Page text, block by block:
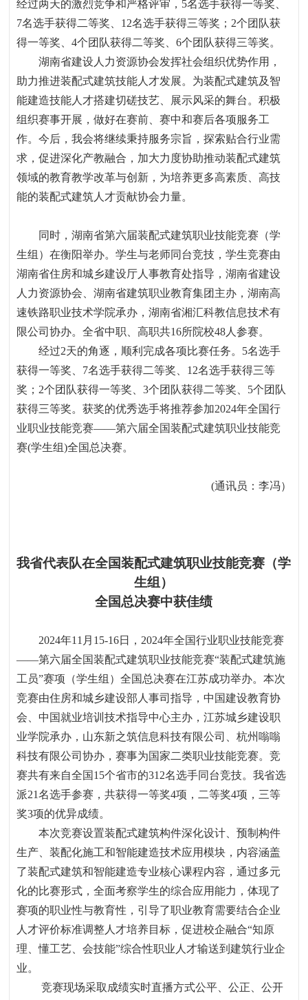
经过两天的激烈竞争和严格评审， 5名选手获得一等奖、
7名选手获得二等奖、 12名选手获得三等奖； 2个团队获
得一等奖、4个团队获得二等奖、6个团队获得三等奖。
湖南省建设人力资源协会发挥社会组织优势作用，
助力推进装配式建筑技能人才发展。为装配式建筑及智
能建造技能人才搭建切磋技艺、展示风采的舞台。积极
组织赛事开展，做好在赛前、赛中和赛后各项服务工
作。今后，我会将继续秉持服务宗旨，探索贴合行业需
求，促进深化产教融合，加大力度协助推动装配式建筑
领域的教育教学改革与创新，为培养更多高素质、高技
能的装配式建筑人才贡献协会力量。
同时 ，湖南省第六届装配式建筑职业技能竞赛 （学
生组）在衡阳举办。学生与老师同台竞技，学生竞赛由
湖南省住房和城乡建设厅人事教育处指导，湖南省建设
人力资源协会、湖南省建筑职业教育集团主办，湖南高
速铁路职业技术学院承办，湖南省湘汇科教信息技术有
限公司协办。全省中职、高职共16所院校48 人参赛。
经过2天的角逐，顺利完成各项比赛任务。 5名选手
获得一等奖、 7名选手获得二等奖、 12名选手获得三等
奖； 2个团队获得一等奖、3个团队获得二等奖、 5个团队
获得三等奖。获奖的优秀选手将推荐参加2024年全国行
业职业技能竞赛——第六届全国装配式建筑职业技能竞
赛(学生组)全国总决赛。
(通讯员：李冯）
我省代表队在全国装配式建筑职业技能竞赛（学
生组）
全国总决赛中获佳绩
2024年11 月 15-16日， 2024年全国行业职业技能竞赛
——第六届全国装配式建筑职业技能竞赛“装配式建筑施
工员”赛项（学生组）全国总决赛在江苏成功举办。本次
竞赛由住房和城乡建设部人事司指导，中国建设教育协
会、中国就业培训技术指导中心主办，江苏城乡建设职
业学院承办，山东新之筑信息科技有限公司、杭州嗡嗡
科技有限公司协办，赛事为国家二类职业技能竞赛。竞
赛共有来自全国 15个省市的312名选手同台竞技。我省选
派21名选手参赛，共获得一等奖4项，二等奖4项，三等
奖3项的优异成绩。
本次竞赛设置装配式建筑构件深化设计、预制构件
生产、装配化施工和智能建造技术应用模块，内容涵盖
了装配式建筑和智能建造专业核心课程内容，通过多元
化的比赛形式，全面考察学生的综合应用能力，体现了
赛项的职业性与教育性，引导了职业教育需要结合企业
人才评价标准调整人才培养目标，促进校企融合“知原
理、懂工艺、会技能”综合性职业人才输送到建筑行业企
业。
竞赛现场采取成绩实时直播方式公平、公正、公开